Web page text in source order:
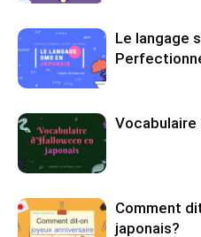
Le langage
Vocabulaire
Comment
japonais?